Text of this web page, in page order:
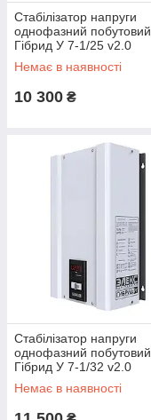
Стабілізатор напруги
однофазний побутовий
Гібрид У 7-1/25 v2.0
Немає в наявності
10 300 ₴
Стабілізатор напруги
однофазний побутовий
Гібрид У 7-1/32 v2.0
Немає в наявності